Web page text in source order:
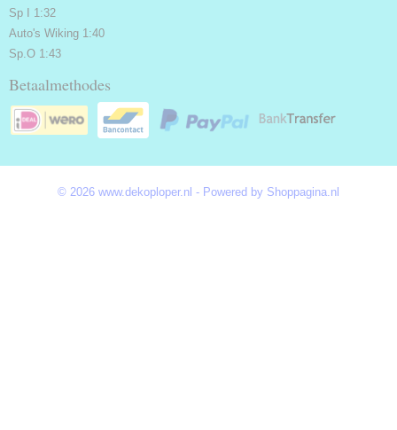
Sp I 1:32
Auto's Wiking 1:40
Sp.O 1:43
Betaalmethodes
© 2026 www.dekoploper.nl - Powered by Shoppagina.nl